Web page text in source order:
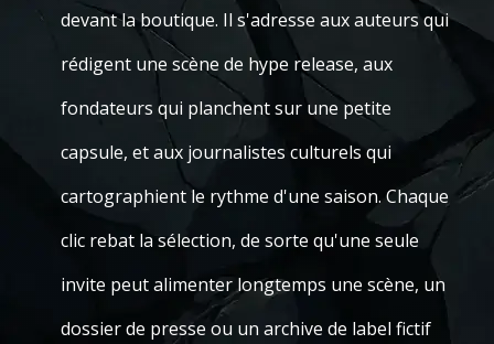
devant la boutique. Il s'adresse aux auteurs qui
rédigent une scène de hype release, aux
fondateurs qui planchent sur une petite
capsule, et aux journalistes culturels qui
cartographient le rythme d'une saison. Chaque
clic rebat la sélection, de sorte qu'une seule
invite peut alimenter longtemps une scène, un
dossier de presse ou un archive de label fictif